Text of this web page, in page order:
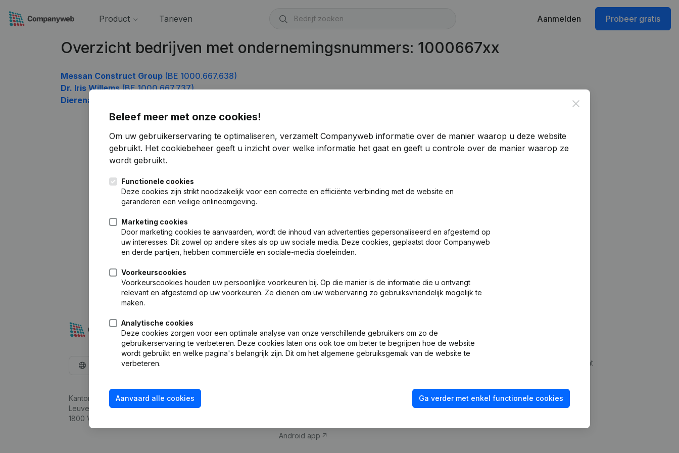
Product Tarieven Aanmelden Probeer gratis
Overzicht bedrijven met ondernemingsnummers: 1000667xx
Messan Construct Group (BE 1000.667.638)
Dr. Iris Willems(BE 1000.667.737)
Dierenarts Jolien Timmermans
Close
Beleef meer met onze cookies!
Om uw gebruikerservaring te optimaliseren, verzamelt Companyweb informatie over de manier waarop u deze website
gebruikt. Het cookiebeheer geeft u inzicht over welke informatie het gaat en geeft u controle over de manier waarop ze
wordt gebruikt.
Functionele cookies
Deze cookies zijn strikt noodzakelijk voor een correcte en efficiënte verbinding met de website en
garanderen een veilige onlineomgeving.
Marketing cookies
Door marketing cookies te aanvaarden, wordt de inhoud van advertenties gepersonaliseerd en afgestemd op
uw interesses. Dit zowel op andere sites als op uw sociale media. Deze cookies, geplaatst door Companyweb
en derde partijen, hebben commerciële en sociale-media doeleinden.
Voorkeurscookies
Voorkeurscookies houden uw persoonlijke voorkeuren bij. Op die manier is de informatie die u ontvangt
relevant en afgestemd op uw voorkeuren. Ze dienen om uw webervaring zo gebruiksvriendelijk mogelijk te
maken.
Analytische cookies
Deze cookies zorgen voor een optimale analyse van onze verschillende gebruikers om zo de
gebruikerservaring te verbeteren. Deze cookies laten ons ook toe om beter te begrijpen hoe de website
wordt gebruikt en welke pagina's belangrijk zijn. Dit om het algemene gebruiksgemak van de website te
verbeteren.
Aanvaard alle cookies Ga verder met enkel functionele cookies
Nederlands
Kantorenpark Everest
Leuvensesteenweg 248D,
1800 Vilvoorde
Bedrijfsinformatie
Android app
Compliance & fraudepreventie
Kredietwaardigheid checken
Integraties op maat
Contact